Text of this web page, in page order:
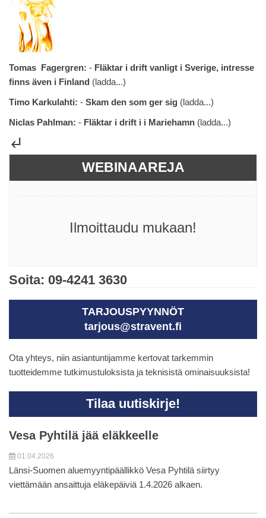
Tomas Fagergren: - Fläktar i drift vanligt i Sverige, intresse
finns även i Finland (ladda...)
Timo Karkulahti: - Skam den som ger sig (ladda...)
Niclas Pahlman: - Fläktar i drift i i Mariehamn (ladda...)
subdirectory_arrow_left
WEBINAAREJA
Ilmoittaudu mukaan!
Soita: 09-4241 3630
TARJOUSPYYNNÖT
tarjous@stravent.fi
Ota yhteys, niin asiantuntijamme kertovat tarkemmin
tuotteidemme tutkimustuloksista ja teknisistä ominaisuuksista!
Tilaa uutiskirje!
Vesa Pyhtilä jää eläkkeelle
01.04.2026
Länsi-Suomen aluemyyntipäällikkö Vesa Pyhtilä siirtyy
viettämään ansaittuja eläkepäiviä 1.4.2026 alkaen.